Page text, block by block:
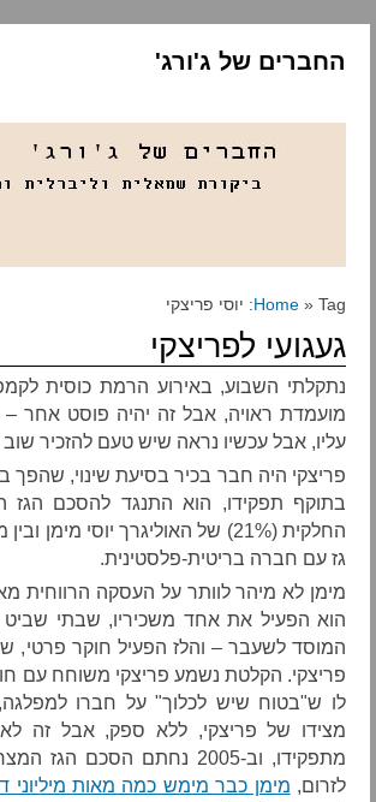
החברים של ג'ורג'
Home » Tag: יוסי פריצקי
געגועי לפריצקי
נתקלתי השבוע, באירוע הרמת כוסית
מועמדת ראויה, אבל זה יהיה פוסט אחר –
עליו, אבל עכשיו נראה שיש טעם להזכיר
פריצקי היה חבר בכיר בסיעת שינוי,
החלקית (21%) של האוליגרך יוסי
גז עם חברה בריטית-פלסטינית.
מימן לא מיהר לוותר על העסקה הרווחית
הוא הפעיל את אחד משכיריו, שבתי
המוסד לשעבר – והלז הפעיל חוקר
פריצקי. הקלטת נשמע פריצקי משוחח עם
לו ש"בטוח שיש לכלוך" על חברו
מצידו של פריצקי, ללא ספק, אבל זה
מתפקידו, וב-2005 נחתם
לזרום, מימן כבר מימש כמה מאות מיליוני